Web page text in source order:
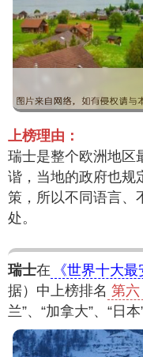
上榜理由：
瑞士是整个欧洲地区
谐，当地的政府也规
策，所以不同语言、
处。
瑞士在 《世界十大最
据）中上榜排名 第六
兰”、“加拿大”、“日本